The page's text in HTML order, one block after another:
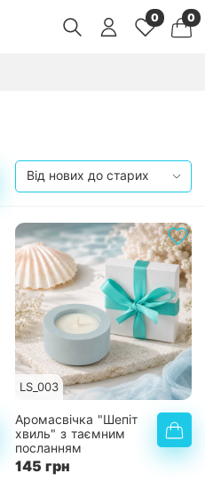
0 0
LS_003
Аромасвічка "Шепіт
хвиль" з таємним
посланням
145 грн